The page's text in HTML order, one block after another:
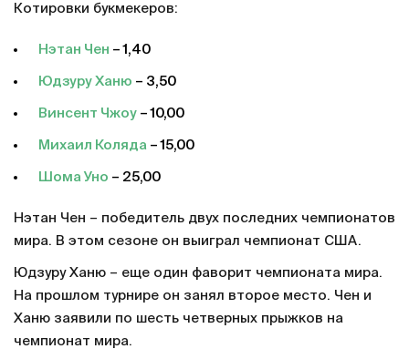
Котировки букмекеров:
Нэтан Чен – 1,40
Юдзуру Ханю – 3,50
Винсент Чжоу – 10,00
Михаил Коляда – 15,00
Шома Уно – 25,00
Нэтан Чен – победитель двух последних чемпионатов
мира. В этом сезоне он выиграл чемпионат США.
Юдзуру Ханю – еще один фаворит чемпионата мира.
На прошлом турнире он занял второе место. Чен и
Ханю заявили по шесть четверных прыжков на
чемпионат мира.